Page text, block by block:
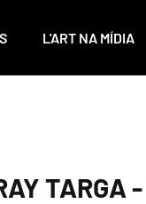
L'ART NA MÍDIA
TARGA